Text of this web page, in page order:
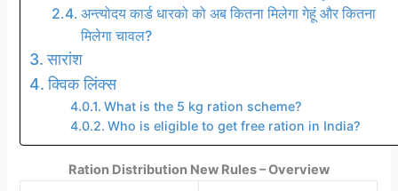
अन्त्योदय कार्ड धारको को अब कितना मिलेगा गेहूं और कितना
मिलेगा चावल?
सारांश
क्विक लिंक्स
What is the 5 kg ration scheme?
Who is eligible to get free ration in India?
Ration Distribution New Rules – Overview